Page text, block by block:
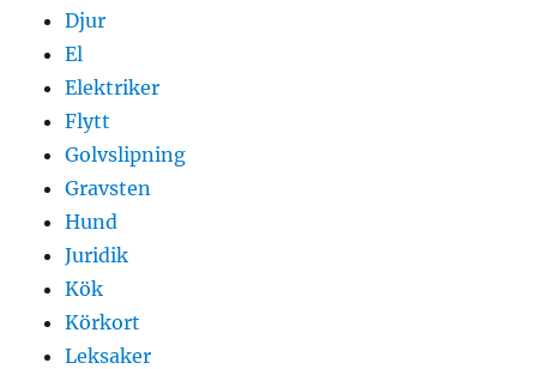
Djur
El
Elektriker
Flytt
Golvslipning
Gravsten
Hund
Juridik
Kök
Körkort
Leksaker